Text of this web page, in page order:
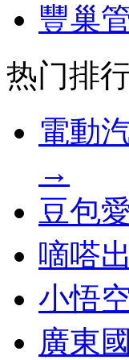
豐巢
热门排
電動
→
豆包
嘀嗒
小悟
廣東